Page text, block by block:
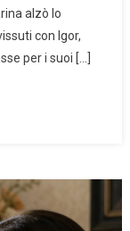
alzò lo
con Igor,
per i suoi […]